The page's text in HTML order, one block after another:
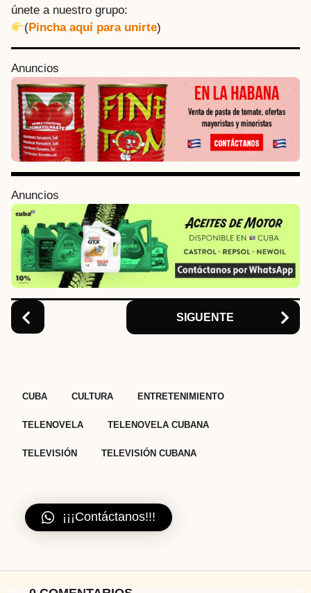
únete a nuestro grupo:
(Pincha aquí para unirte)
Anuncios
Anuncios
P
o
s
P
a
g
i
n
o
n
SIGUENTE
CUBA CULTURA ENTRETENIMIENTO
TELENOVELA TELENOVELA CUBANA
TELEVISIÓN TELEVISIÓN CUBANA
¡¡¡Contáctanos!!!